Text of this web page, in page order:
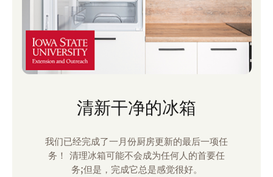
清新干净的冰箱
我们已经完成了一月份厨房更新的最后一项任
务！ 清理冰箱可能不会成为任何人的首要任
务;但是，完成它总是感觉很好。